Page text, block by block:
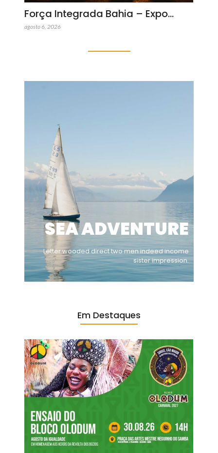
Força Integrada Bahia – Expo…
agosto 6, 2026
SEA ADVENTURE
Letter wooded direct two men indeed income
sister impression.
Em Destaques